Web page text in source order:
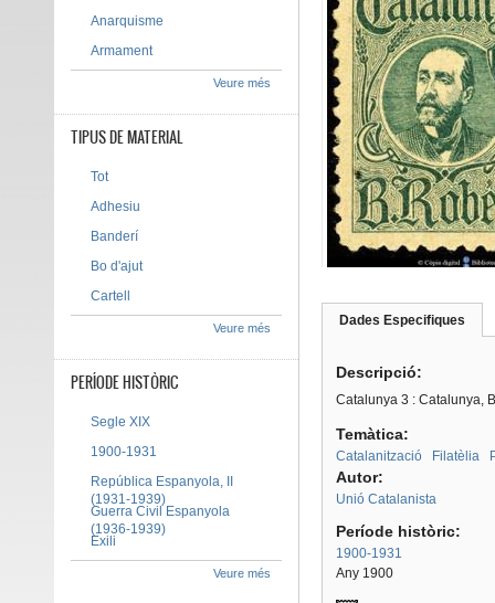
Dades Especifiques
Descripció:
Catalunya 3 : Catalunya,
Temàtica:
Catalanització Filatèlia
Autor:
Unió Catalanista
Període històric:
1900-1931
Any 1900
Anarquisme
Armament
Veure més
TIPUS DE MATERIAL
Tot
Adhesiu
Banderí
Bo d'ajut
Cartell
Veure més
PERÍODE HISTÒRIC
Segle XIX
1900-1931
República Espanyola, II
(1931-1939)
Guerra Civil Espanyola
(1936-1939)
Exili
Veure més